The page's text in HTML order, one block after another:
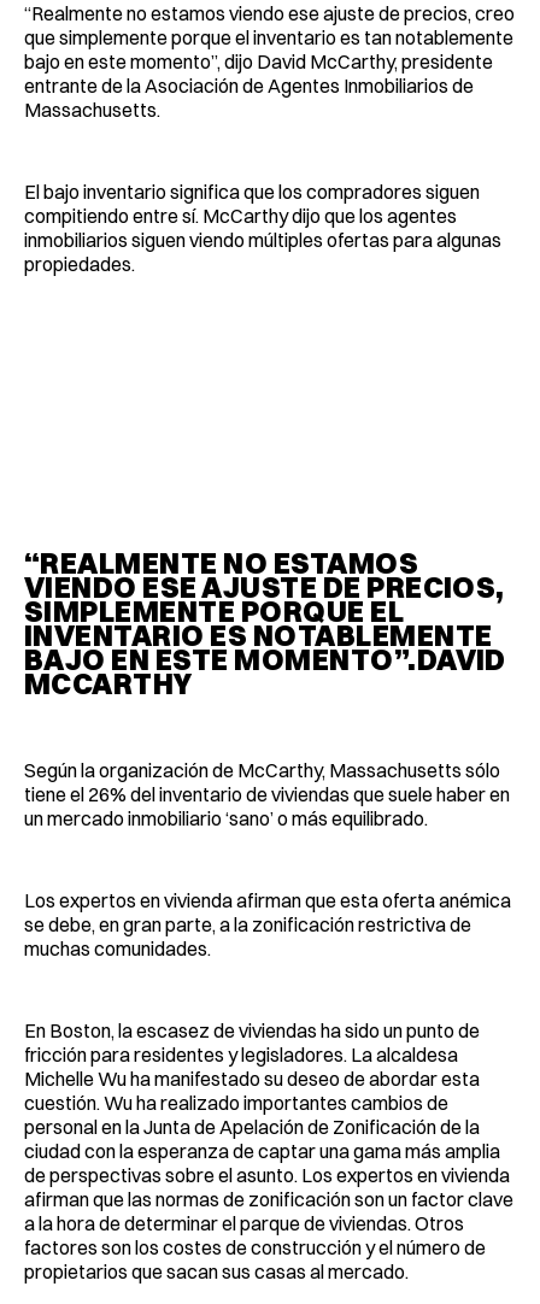
“Realmente no estamos viendo ese ajuste de precios, creo
que simplemente porque el inventario es tan notablemente
bajo en este momento”, dijo David McCarthy, presidente
entrante de la Asociación de Agentes Inmobiliarios de
Massachusetts.
El bajo inventario significa que los compradores siguen
compitiendo entre sí. McCarthy dijo que los agentes
inmobiliarios siguen viendo múltiples ofertas para algunas
propiedades.
“REALMENTE NO ESTAMOS
VIENDO ESE AJUSTE DE PRECIOS,
SIMPLEMENTE PORQUE EL
INVENTARIO ES NOTABLEMENTE
BAJO EN ESTE MOMENTO”.DAVID
MCCARTHY
Según la organización de McCarthy, Massachusetts sólo
tiene el 26% del inventario de viviendas que suele haber en
un mercado inmobiliario ‘sano’ o más equilibrado.
Los expertos en vivienda afirman que esta oferta anémica
se debe, en gran parte, a la zonificación restrictiva de
muchas comunidades.
En Boston, la escasez de viviendas ha sido un punto de
fricción para residentes y legisladores. La alcaldesa
Michelle Wu ha manifestado su deseo de abordar esta
cuestión. Wu ha realizado importantes cambios de
personal en la Junta de Apelación de Zonificación de la
ciudad con la esperanza de captar una gama más amplia
de perspectivas sobre el asunto. Los expertos en vivienda
afirman que las normas de zonificación son un factor clave
a la hora de determinar el parque de viviendas. Otros
factores son los costes de construcción y el número de
propietarios que sacan sus casas al mercado.